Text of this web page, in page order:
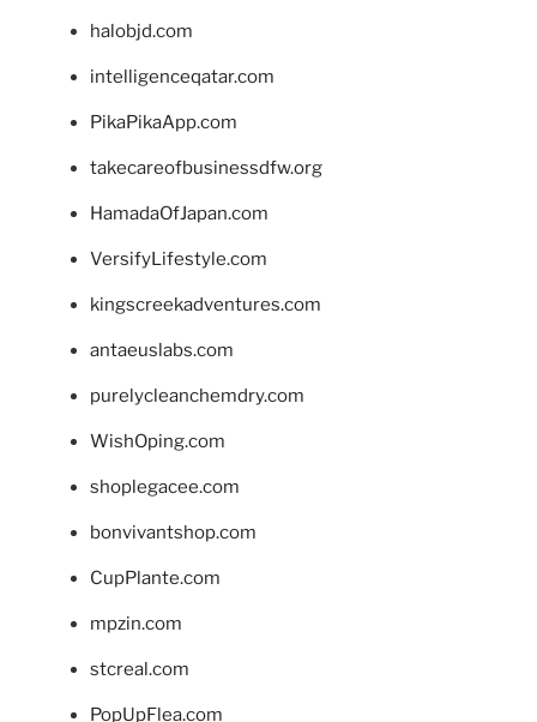
halobjd.com
intelligenceqatar.com
PikaPikaApp.com
takecareofbusinessdfw.org
HamadaOfJapan.com
VersifyLifestyle.com
kingscreekadventures.com
antaeuslabs.com
purelycleanchemdry.com
WishOping.com
shoplegacee.com
bonvivantshop.com
CupPlante.com
mpzin.com
stcreal.com
PopUpFlea.com